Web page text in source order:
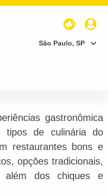
São Paulo, SP
gastronômica
tipos de culinária do
restaurantes bons e
opções tradicionais,
além dos chiques e